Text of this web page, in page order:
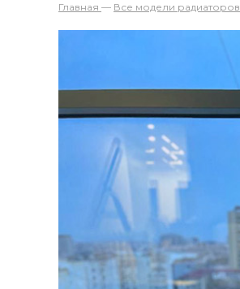
Главная — Все модели радиаторов